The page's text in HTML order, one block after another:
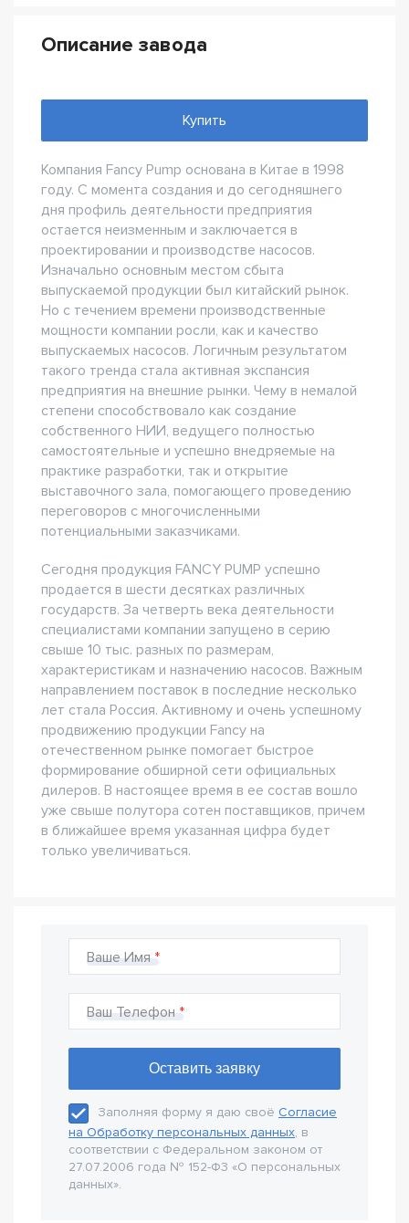
Описание завода
Купить
Компания Fancy Pump основана в Китае в 1998
году. С момента создания и до сегодняшнего
дня профиль деятельности предприятия
остается неизменным и заключается в
проектировании и производстве насосов.
Изначально основным местом сбыта
выпускаемой продукции был китайский рынок.
Но с течением времени производственные
мощности компании росли, как и качество
выпускаемых насосов. Логичным результатом
такого тренда стала активная экспансия
предприятия на внешние рынки. Чему в немалой
степени способствовало как создание
собственного НИИ, ведущего полностью
самостоятельные и успешно внедряемые на
практике разработки, так и открытие
выставочного зала, помогающего проведению
переговоров с многочисленными
потенциальными заказчиками.
Сегодня продукция FANCY PUMP успешно
продается в шести десятках различных
государств. За четверть века деятельности
специалистами компании запущено в серию
свыше 10 тыс. разных по размерам,
характеристикам и назначению насосов. Важным
направлением поставок в последние несколько
лет стала Россия. Активному и очень успешному
продвижению продукции Fancy на
отечественном рынке помогает быстрое
формирование обширной сети официальных
дилеров. В настоящее время в ее состав вошло
уже свыше полутора сотен поставщиков, причем
в ближайшее время указанная цифра будет
только увеличиваться.
Ваше Имя
Ваш Телефон
Заполняя форму я даю своё Согласие
на Обработку персональных данных, в
соответствии с Федеральном законом от
27.07.2006 года № 152-Ф3 «О персональных
данных».